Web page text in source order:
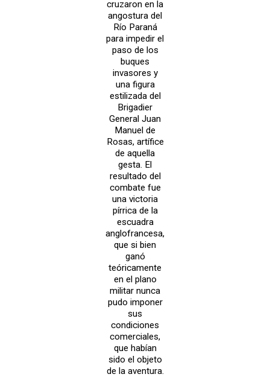
cruzaron en la
angostura del
Río Paraná
para impedir el
paso de los
buques
invasores y
una figura
estilizada del
Brigadier
General Juan
Manuel de
Rosas, artífice
de aquella
gesta. El
resultado del
combate fue
una victoria
pírrica de la
escuadra
anglofrancesa,
que si bien
ganó
teóricamente
en el plano
militar nunca
pudo imponer
sus
condiciones
comerciales,
que habían
sido el objeto
de la aventura.